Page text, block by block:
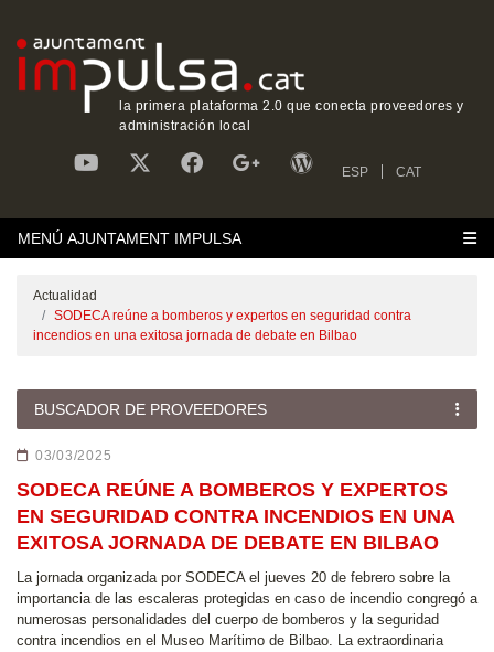
la primera plataforma 2.0 que conecta proveedores y
administración local
ESP CAT
MENÚ AJUNTAMENT IMPULSA
Actualidad
SODECA reúne a bomberos y expertos en seguridad contra
incendios en una exitosa jornada de debate en Bilbao
BUSCADOR DE PROVEEDORES
03/03/2025
SODECA REÚNE A BOMBEROS Y EXPERTOS
EN SEGURIDAD CONTRA INCENDIOS EN UNA
EXITOSA JORNADA DE DEBATE EN BILBAO
La jornada organizada por SODECA el jueves 20 de febrero sobre la
importancia de las escaleras protegidas en caso de incendio congregó a
numerosas personalidades del cuerpo de bomberos y la seguridad
contra incendios en el Museo Marítimo de Bilbao. La extraordinaria